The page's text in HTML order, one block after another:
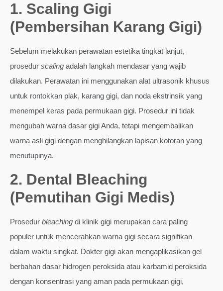
1. Scaling Gigi
(Pembersihan Karang Gigi)
Sebelum melakukan perawatan estetika tingkat lanjut,
prosedur scaling adalah langkah mendasar yang wajib
dilakukan. Perawatan ini menggunakan alat ultrasonik khusus
untuk rontokkan plak, karang gigi, dan noda ekstrinsik yang
menempel keras pada permukaan gigi. Prosedur ini tidak
mengubah warna dasar gigi Anda, tetapi mengembalikan
warna asli gigi dengan menghilangkan lapisan kotoran yang
menutupinya.
2. Dental Bleaching
(Pemutihan Gigi Medis)
Prosedur bleaching di klinik gigi merupakan cara paling
populer untuk mencerahkan warna gigi secara signifikan
dalam waktu singkat. Dokter gigi akan mengaplikasikan gel
berbahan dasar hidrogen peroksida atau karbamid peroksida
dengan konsentrasi yang aman pada permukaan gigi,